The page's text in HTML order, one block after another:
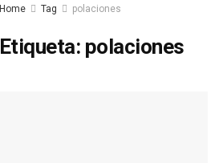
Home Tag polaciones
Etiqueta: polaciones